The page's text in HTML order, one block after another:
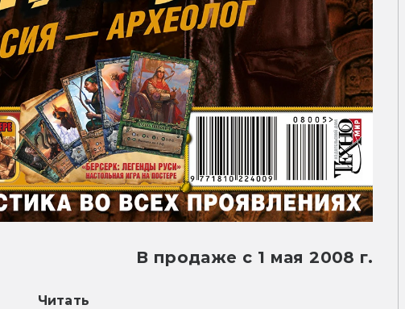
В продаже с 1 мая 2008 г.
Читать